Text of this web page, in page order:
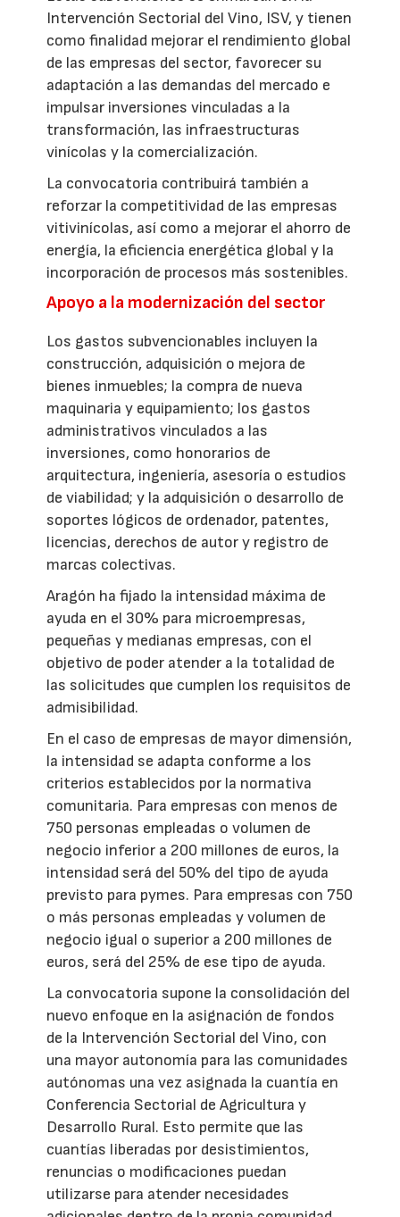
Intervención Sectorial del Vino, ISV, y tienen
como finalidad mejorar el rendimiento global
de las empresas del sector, favorecer su
adaptación a las demandas del mercado e
impulsar inversiones vinculadas a la
transformación, las infraestructuras
vinícolas y la comercialización.
La convocatoria contribuirá también a
reforzar la competitividad de las empresas
vitivinícolas, así como a mejorar el ahorro de
energía, la eficiencia energética global y la
incorporación de procesos más sostenibles.
Apoyo a la modernización del sector
Los gastos subvencionables incluyen la
construcción, adquisición o mejora de
bienes inmuebles; la compra de nueva
maquinaria y equipamiento; los gastos
administrativos vinculados a las
inversiones, como honorarios de
arquitectura, ingeniería, asesoría o estudios
de viabilidad; y la adquisición o desarrollo de
soportes lógicos de ordenador, patentes,
licencias, derechos de autor y registro de
marcas colectivas.
Aragón ha fijado la intensidad máxima de
ayuda en el 30% para microempresas,
pequeñas y medianas empresas, con el
objetivo de poder atender a la totalidad de
las solicitudes que cumplen los requisitos de
admisibilidad.
En el caso de empresas de mayor dimensión,
la intensidad se adapta conforme a los
criterios establecidos por la normativa
comunitaria. Para empresas con menos de
750 personas empleadas o volumen de
negocio inferior a 200 millones de euros, la
intensidad será del 50% del tipo de ayuda
previsto para pymes. Para empresas con 750
o más personas empleadas y volumen de
negocio igual o superior a 200 millones de
euros, será del 25% de ese tipo de ayuda.
La convocatoria supone la consolidación del
nuevo enfoque en la asignación de fondos
de la Intervención Sectorial del Vino, con
una mayor autonomía para las comunidades
autónomas una vez asignada la cuantía en
Conferencia Sectorial de Agricultura y
Desarrollo Rural. Esto permite que las
cuantías liberadas por desistimientos,
renuncias o modificaciones puedan
utilizarse para atender necesidades